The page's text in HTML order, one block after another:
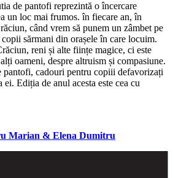
de pantofi reprezintă o încercare
un loc mai frumos. în fiecare an, în
când vrem să punem un zâmbet pe
sărmani din orașele în care locuim.
reni și alte ființe magice, ci este
oameni, despre altruism și compasiune.
pantofi, cadouri pentru copiii defavorizați
Ediția de anul acesta este cea cu
Marian & Elena Dumitru